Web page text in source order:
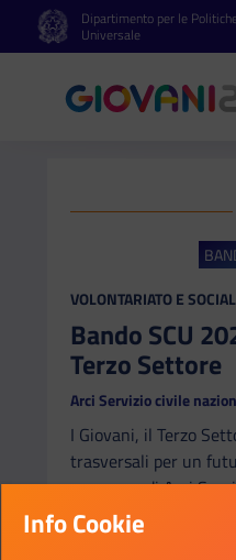
Vai al contenuto principale
Vai al footerDipartimento per le
Universale
CATEGORIA:
VOLONTARIATO E
Bando SCU
Terzo Settore
Arci Servizio civile
I Giovani, il Terzo
trasversali per un
convegno di Arci
partecipazione di
Roma via Napoli 36 -
Info Cookie